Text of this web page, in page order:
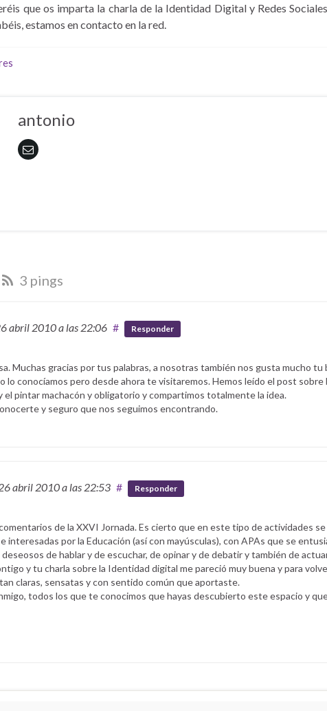
que os imparta la charla de la Identidad Digital y Redes
estamos en contacto en la red.
antonio
3 pings
abril 2010a las 22:06 # Responder
Muchas gracias por tus palabras, a nosotras también nos gusta mucho tu
lo conocíamos pero desde ahora te visitaremos. Hemos leído el post sobre
el pintar machacón y obligatorio y compartimos totalmente la idea.
y seguro que nos seguimos encontrando.
abril 2010a las 22:53 # Responder
de la XXVI Jornada. Es cierto que en este tipo de actividades
interesadas por la Educación (así con mayúsculas), con APAs que se
de hablar y de escuchar, de opinar y de debatir y también de
y tu charla sobre la Identidad digital me pareció muy buena y para
claras, sensatas y con sentido común que aportaste.
todos los que te conocimos que hayas descubierto este espacio y